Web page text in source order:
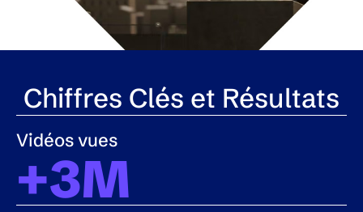
Chiffres Clés et Résultats
Vidéos vues
+3M